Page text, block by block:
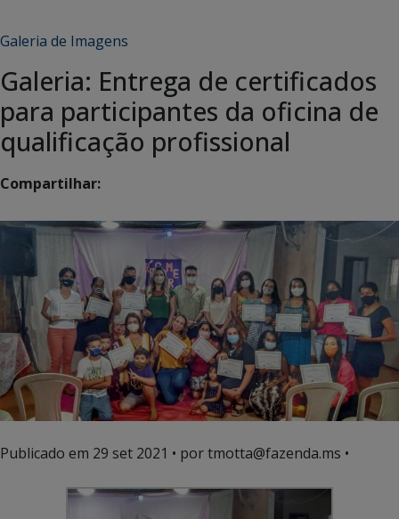
Galeria de Imagens
Galeria: Entrega de certificados
para participantes da oficina de
qualificação profissional
Compartilhar:
Publicado em 29 set 2021 • por tmotta@fazenda.ms •